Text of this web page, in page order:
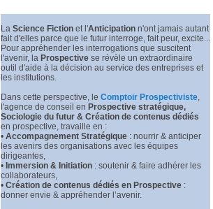
prédire
leurs
RP
La Science Fiction et l'Anticipation n'ont jamais autant
fait d'elles parce que le futur interroge, fait peur, excite...
Pour appréhender les interrogations que suscitent
l'avenir, la Prospective se révèle un extraordinaire
outil d'aide à la décision au service des entreprises et
les institutions.
Dans cette perspective, l e Comptoir Prospectiviste,
l'agence de conseil en Prospective stratégique,
Sociologie du futur & Création de contenus dédiés
en prospective, travaille en :
• Accompagnement Stratégique : nourrir & anticiper
les avenirs des organisations avec les équipes
dirigeantes,
• Immersion & Initiation : soutenir & faire adhérer les
collaborateurs,
• Création de contenus dédiés en Prospective :
donner envie & appréhender l’avenir.